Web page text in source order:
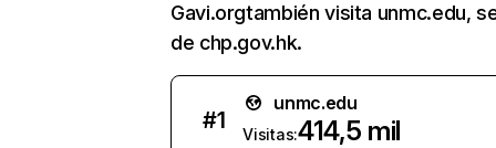
Gavi.orgtambién visita unmc.edu,
de chp.gov.hk.
#1
unmc.edu
Visitas:414,5 mil